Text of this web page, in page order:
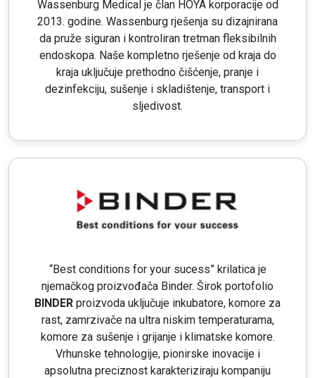
Wassenburg Medical je član HOYA korporacije od
2013. godine. Wassenburg rješenja su dizajnirana
da pruže siguran i kontroliran tretman fleksibilnih
endoskopa. Naše kompletno rješenje od kraja do
kraja uključuje prethodno čišćenje, pranje i
dezinfekciju, sušenje i skladištenje, transport i
sljedivost.
“Best conditions for your sucess” krilatica je
njemačkog proizvođača Binder. Širok portofolio
BINDER proizvoda uključuje inkubatore, komore za
rast, zamrzivače na ultra niskim temperaturama,
komore za sušenje i grijanje i klimatske komore.
Vrhunske tehnologije, pionirske inovacije i
apsolutna preciznost karakteriziraju kompaniju